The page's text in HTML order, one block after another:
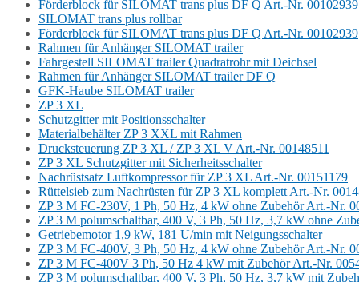
Förderblock für SILOMAT trans plus DF Q Art.-Nr. 00102939
SILOMAT trans plus rollbar
Förderblock für SILOMAT trans plus DF Q Art.-Nr. 00102939
Rahmen für Anhänger SILOMAT trailer
Fahrgestell SILOMAT trailer Quadratrohr mit Deichsel
Rahmen für Anhänger SILOMAT trailer DF Q
GFK-Haube SILOMAT trailer
ZP 3 XL
Schutzgitter mit Positionsschalter
Materialbehälter ZP 3 XXL mit Rahmen
Drucksteuerung ZP 3 XL / ZP 3 XL V Art.-Nr. 00148511
ZP 3 XL Schutzgitter mit Sicherheitsschalter
Nachrüstsatz Luftkompressor für ZP 3 XL Art.-Nr. 00151179
Rüttelsieb zum Nachrüsten für ZP 3 XL komplett Art.-Nr.
ZP 3 M FC-230V, 1 Ph, 50 Hz, 4 kW ohne Zubehör Art.-Nr.
ZP 3 M polumschaltbar, 400 V, 3 Ph, 50 Hz, 3,7 kW ohne
Getriebemotor 1,9 kW, 181 U/min mit Neigungsschalter
ZP 3 M FC-400V, 3 Ph, 50 Hz, 4 kW ohne Zubehör Art.-Nr.
ZP 3 M FC-400V 3 Ph, 50 Hz 4 kW mit Zubehör Art.-Nr.
ZP 3 M polumschaltbar, 400 V, 3 Ph, 50 Hz, 3,7 kW mit